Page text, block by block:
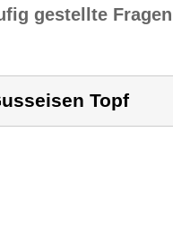
gestellte
Topf